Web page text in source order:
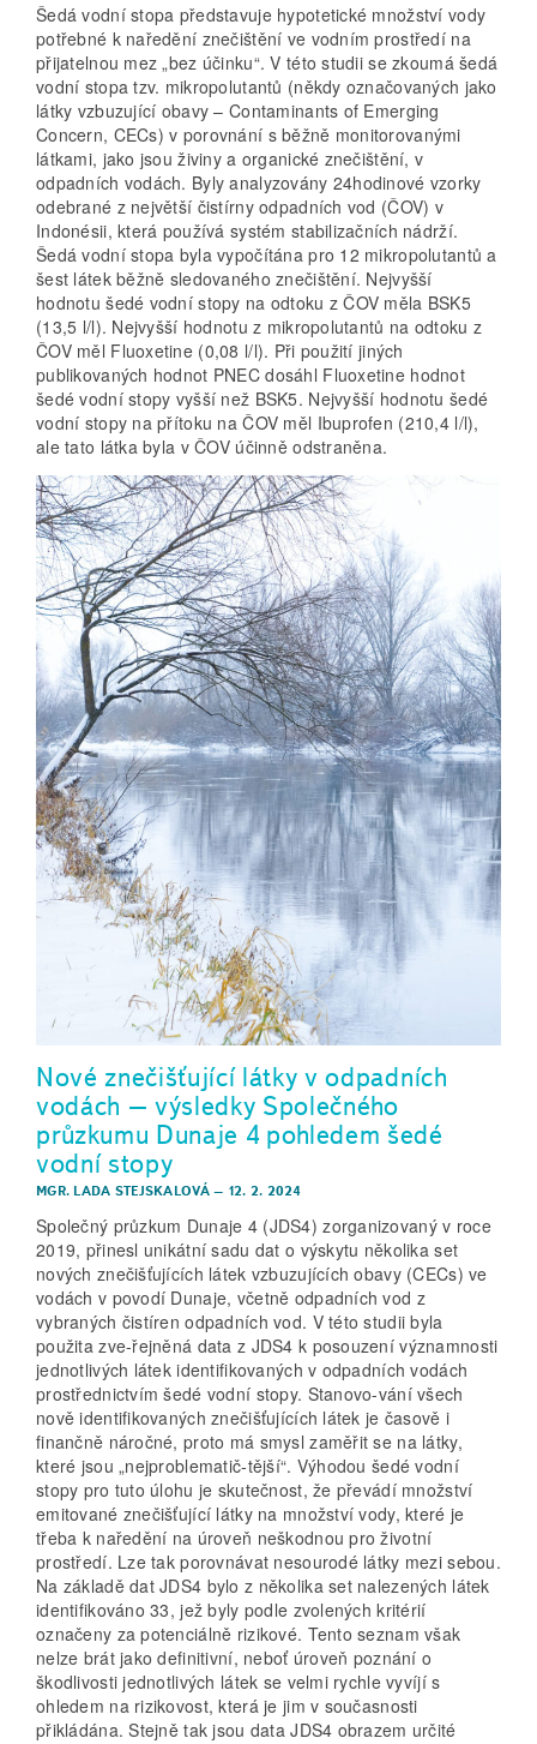
Šedá vodní stopa představuje hypotetické množství vody
potřebné k naředění znečištění ve vodním prostředí na
přijatelnou mez „bez účinku“. V této studii se zkoumá šedá
vodní stopa tzv. mikropolutantů (někdy označovaných jako
látky vzbuzující obavy – Contaminants of Emerging
Concern, CECs) v porovnání s běžně monitorovanými
látkami, jako jsou živiny a organické znečištění, v
odpadních vodách. Byly analyzovány 24hodinové vzorky
odebrané z největší čistírny odpadních vod (ČOV) v
Indonésii, která používá systém stabilizačních nádrží.
Šedá vodní stopa byla vypočítána pro 12 mikropolutantů a
šest látek běžně sledovaného znečištění. Nejvyšší
hodnotu šedé vodní stopy na odtoku z ČOV měla BSK5
(13,5 l/l). Nejvyšší hodnotu z mikropolutantů na odtoku z
ČOV měl Fluoxetine (0,08 l/l). Při použití jiných
publikovaných hodnot PNEC dosáhl Fluoxetine hodnot
šedé vodní stopy vyšší než BSK5. Nejvyšší hodnotu šedé
vodní stopy na přítoku na ČOV měl Ibuprofen (210,4 l/l),
ale tato látka byla v ČOV účinně odstraněna.
Nové znečišťující látky v odpadních
vodách – výsledky Společného
průzkumu Dunaje 4 pohledem šedé
vodní stopy
MGR. LADA STEJSKALOVÁ– 12. 2. 2024
Společný průzkum Dunaje 4 (JDS4) zorganizovaný v roce
2019, přinesl unikátní sadu dat o výskytu několika set
nových znečišťujících látek vzbuzujících obavy (CECs) ve
vodách v povodí Dunaje, včetně odpadních vod z
vybraných čistíren odpadních vod. V této studii byla
použita zve-řejněná data z JDS4 k posouzení významnosti
jednotlivých látek identifikovaných v odpadních vodách
prostřednictvím šedé vodní stopy. Stanovo-vání všech
nově identifikovaných znečišťujících látek je časově i
finančně náročné, proto má smysl zaměřit se na látky,
které jsou „nejproblematič-tější“. Výhodou šedé vodní
stopy pro tuto úlohu je skutečnost, že převádí množství
emitované znečišťující látky na množství vody, které je
třeba k naředění na úroveň neškodnou pro životní
prostředí. Lze tak porovnávat nesourodé látky mezi sebou.
Na základě dat JDS4 bylo z několika set nalezených látek
identifikováno 33, jež byly podle zvolených kritérií
označeny za potenciálně rizikové. Tento seznam však
nelze brát jako definitivní, neboť úroveň poznání o
škodlivosti jednotlivých látek se velmi rychle vyvíjí s
ohledem na rizikovost, která je jim v současnosti
přikládána. Stejně tak jsou data JDS4 obrazem určité